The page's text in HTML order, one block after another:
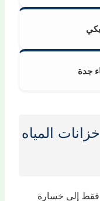
جدة
المياه
فقط إلى خسارة